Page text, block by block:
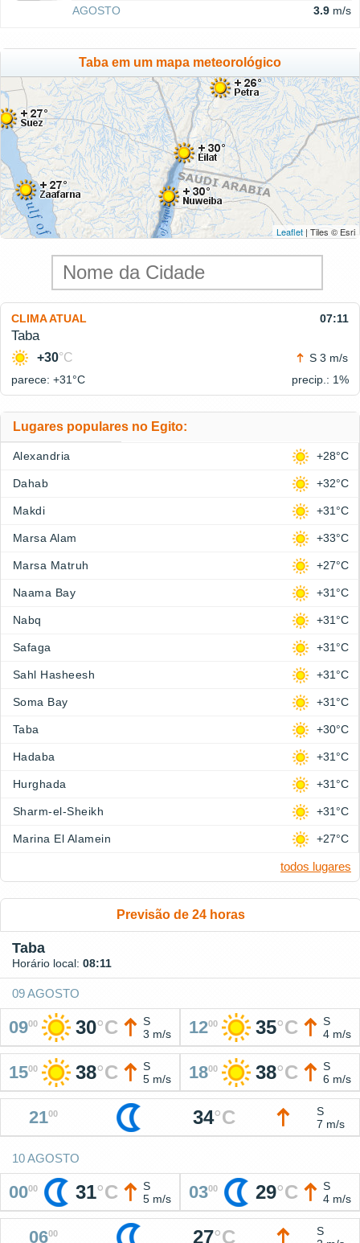
AGOSTO
3.9 m/s
Taba em um mapa meteorológico
Leaflet | Tiles © Esri
CLIMA ATUAL 07:11
Taba
+30°C
S 3 m/s
parece: +31°C precip.: 1%
Lugares populares no Egito:
Alexandria +28°C
Dahab +32°C
Makdi +31°C
Marsa Alam +33°C
Marsa Matruh +27°C
Naama Bay +31°C
Nabq +31°C
Safaga +31°C
Sahl Hasheesh +31°C
Soma Bay +31°C
Taba +30°C
Hadaba +31°C
Hurghada +31°C
Sharm-el-Sheikh +31°C
Marina El Alamein +27°C
todos lugares
Previsão de 24 horas
Taba
Horário local: 08:11
09 AGOSTO
0900 30°C
S
3 m/s
1200 35°C
S
4 m/s
1500 38°C
S
5 m/s
1800 38°C
S
6 m/s
2100 34°C
S
7 m/s
10 AGOSTO
0000 31°C
S
5 m/s
0300 29°C
S
4 m/s
0600 27°C
S